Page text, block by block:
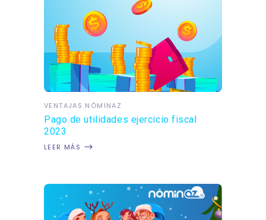
VENTAJAS NÓMINAZ
Pago de utilidades ejercicio fiscal
2023
LEER MÁS